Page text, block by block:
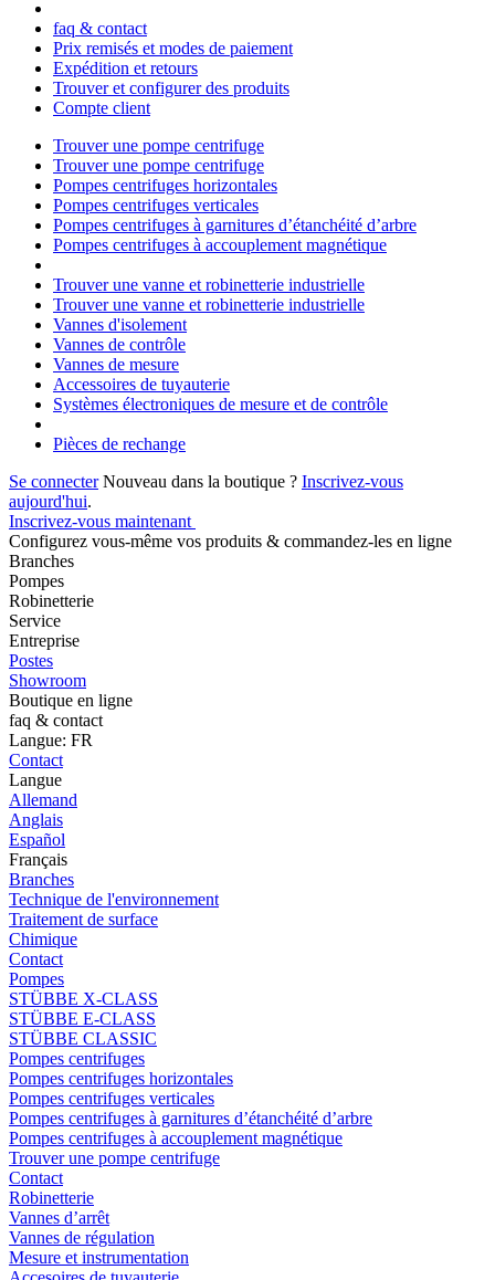
faq & contact
Prix remisés et modes de paiement
Expédition et retours
Trouver et configurer des produits
Compte client
Trouver une pompe centrifuge
Trouver une pompe centrifuge
Pompes centrifuges horizontales
Pompes centrifuges verticales
Pompes centrifuges à garnitures d’étanchéité d’arbre
Pompes centrifuges à accouplement magnétique
Trouver une vanne et robinetterie industrielle
Trouver une vanne et robinetterie industrielle
Vannes d'isolement
Vannes de contrôle
Vannes de mesure
Accessoires de tuyauterie
Systèmes électroniques de mesure et de contrôle
Pièces de rechange
Se connecter Nouveau dans la boutique ? Inscrivez-vous
aujourd'hui.
Inscrivez-vous maintenant
Configurez vous-même vos produits & commandez-les en ligne
Branches
Pompes
Robinetterie
Service
Entreprise
Postes
Showroom
Boutique en ligne
faq & contact
Langue: FR
Contact
Langue
Allemand
Anglais
Español
Français
Branches
Technique de l'environnement
Traitement de surface
Chimique
Contact
Pompes
STÜBBE X-CLASS
STÜBBE E-CLASS
STÜBBE CLASSIC
Pompes centrifuges
Pompes centrifuges horizontales
Pompes centrifuges verticales
Pompes centrifuges à garnitures d’étanchéité d’arbre
Pompes centrifuges à accouplement magnétique
Trouver une pompe centrifuge
Contact
Robinetterie
Vannes d’arrêt
Vannes de régulation
Mesure et instrumentation